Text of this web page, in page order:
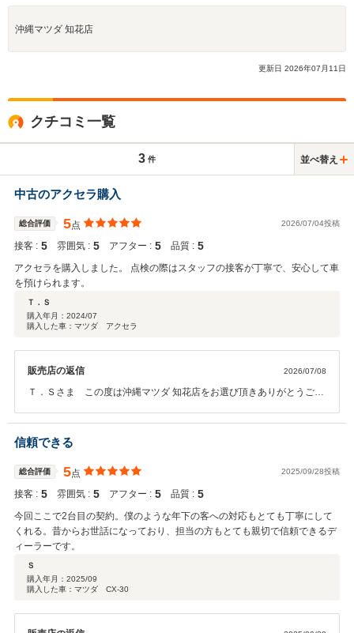
沖縄マツダ 知花店
更新日 2026年07 月 11 日
クチコミ一覧
3 件 並べ替え
中古のアクセラ購入
総合評価 5点 2026/07/04投稿
接客 : 5 雰囲気 : 5 アフター : 5 品質 : 5
アクセラを購入しました。 点検の際はスタッフの接客が丁寧で、安心して車
を預けられます。
Ｔ．Ｓ
購入年月： 2024/07
購入した車：マツダ アクセラ
販売店の返信 2026/07/08
Ｔ．Ｓさま この度は沖縄マツダ 知花店をお選び頂きありがとうござ
ございます。その後のメンテナンスも知花店をご利用頂き重ねて感謝
申し上げます。先日の新型車ご試乗もありがとうございました！これ
からも安全なカーライフ、走る歓びをお届けできるようスタッフ一同
尽力して参ります。お気づきの点はぜひお気軽にお申し付けくださ
い。今後ともよろしくお願いいたします。
信頼できる
総合評価 5点 2025/09/28投稿
接客 : 5 雰囲気 : 5 アフター : 5 品質 : 5
今回ここで2台目の契約。僕のような年下の客への対応もとても丁寧にして
くれる。昔からお世話になっており、担当の方もとても親切で信頼できるデ
ィーラーです。
Ｓ
購入年月： 2025/09
購入した車：マツダ CX-30